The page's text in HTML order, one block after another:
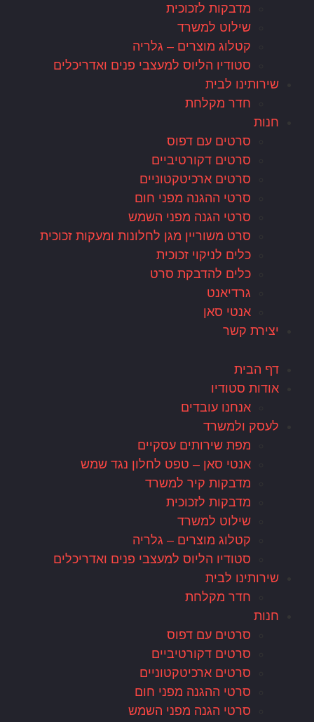
מדבקות לזכוכית
שילוט למשרד
קטלוג מוצרים – גלריה
סטודיו הליוס למעצבי פנים ואדריכלים
שירותינו לבית
חדר מקלחת
חנות
סרטים עם דפוס
סרטים דקורטיביים
סרטים ארכיטקטוניים
סרטי ההגנה מפני חום
סרטי הגנה מפני השמש
סרט משוריין מגן לחלונות ומעקות זכוכית
כלים לניקוי זכוכית
כלים להדבקת סרט
גרדיאנט
אנטי סאן
יצירת קשר
דף הבית
אודות סטודיו
אנחנו עובדים
לעסק ולמשרד
מפת שירותים עסקיים
אנטי סאן – טפט לחלון נגד שמש
מדבקות קיר למשרד
מדבקות לזכוכית
שילוט למשרד
קטלוג מוצרים – גלריה
סטודיו הליוס למעצבי פנים ואדריכלים
שירותינו לבית
חדר מקלחת
חנות
סרטים עם דפוס
סרטים דקורטיביים
סרטים ארכיטקטוניים
סרטי ההגנה מפני חום
סרטי הגנה מפני השמש